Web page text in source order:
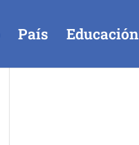
País Educación